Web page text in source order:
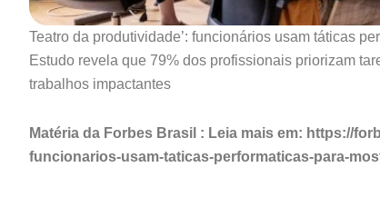
Teatro da produtividade’: funcionários usam táticas
Estudo revela que 79% dos profissionais priorizam
trabalhos impactantes
Matéria da Forbes Brasil : Leia mais em: https://
funcionarios-usam-taticas-performaticas-para-